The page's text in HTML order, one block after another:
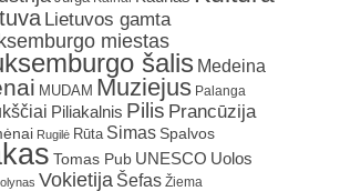
Lietuvos gamta
miestas
šalis Medeina
MUDAM Muziejus Palanga
Piliakalnis Pilis Prancūzija
Rugilė Rūta Simas Spalvos
Tomas Pub UNESCO Uolos
Vokietija Šefas Žiema